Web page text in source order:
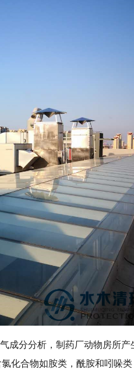
成分分析，制药厂动物房所
化合物如胺类，酰胺和吲哚类